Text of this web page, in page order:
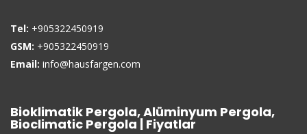
Tel: +905322450919
GSM: +905322450919
Email: info@hausfargen.com
Bioklimatik Pergola, Alüminyum Pergola,
Bioclimatic Pergola | Fiyatlar